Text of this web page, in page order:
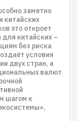
заметно
китайских
это откроет
китайских –
без риска
условия
двух стран, а
валют
шагом к